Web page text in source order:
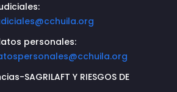
personales:
SAGRILAFT Y RIESGOS DE